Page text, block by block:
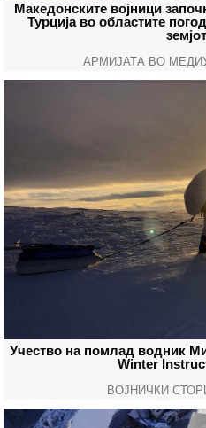
Македонските војници
Турција во областите
АРМИЈАТА ВО
Учество на помлад водник
Winter
ВОЈНИЧКИ